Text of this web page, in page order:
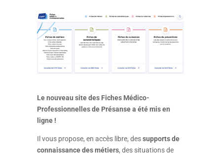
Le nouveau site des Fiches Médico-
Professionnelles de Présanse a été mis en
ligne !
Il vous propose, en accès libre, dessupports de
connaissance des métiers, des situations de